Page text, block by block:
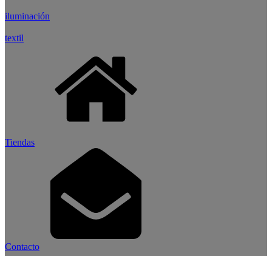
iluminación
textil
Tiendas
Contacto